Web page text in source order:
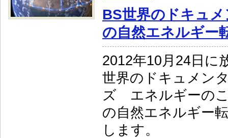
BS世界のドキュ
の自然エネルギー
2012年10月24日に
世界のドキュメン
ズ エネルギーの
の自然エネルギー
します。